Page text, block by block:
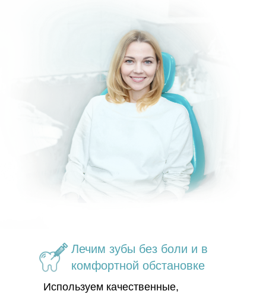
Лечим зубы без боли и в
комфортной обстановке
Используем качественные,